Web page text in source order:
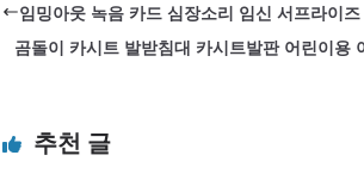
하게 유지할 수 있는 장점이 있습니다.이
수 있습니다. 다양한 색상으로 제공되어 인
립니다. 강아지의 관절 건강을 고려한 두께
임밍아웃 녹음 카드 심장소리 임신 서프라이
곰돌이 카시트 발받침대 카시트발판 어린이용
추천 글